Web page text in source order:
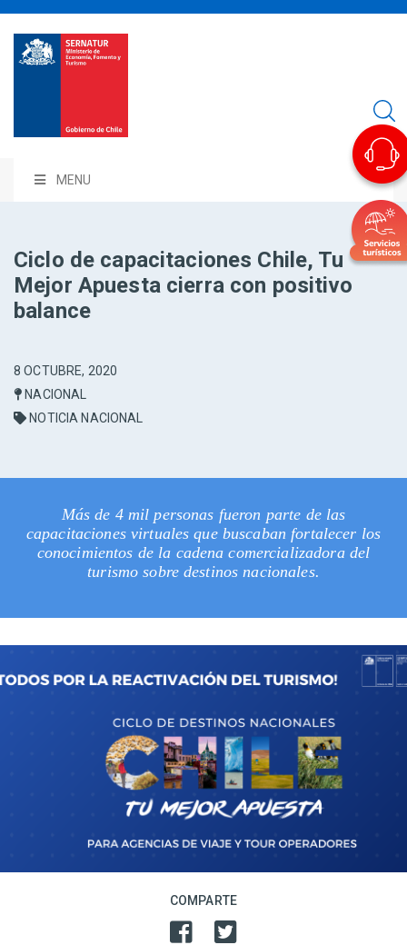
MENU
Ciclo de capacitaciones Chile, Tu
Mejor Apuesta cierra con positivo
balance
8 OCTUBRE, 2020
NACIONAL
NOTICIA NACIONAL
Más de 4 mil personas fueron parte de las
capacitaciones virtuales que buscaban fortalecer los
conocimientos de la cadena comercializadora del
turismo sobre destinos nacionales.
COMPARTE